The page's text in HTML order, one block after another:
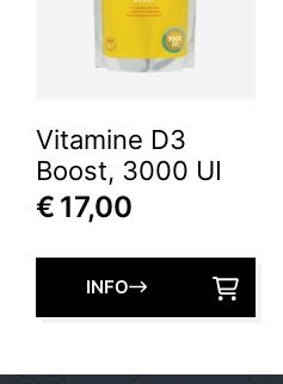
Vitamine D3
Boost, 3000 UI
€ 17,00
INFO